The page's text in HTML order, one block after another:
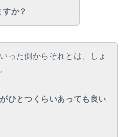
か？
った側からそれとは、しょ
ひとつくらいあっても良い